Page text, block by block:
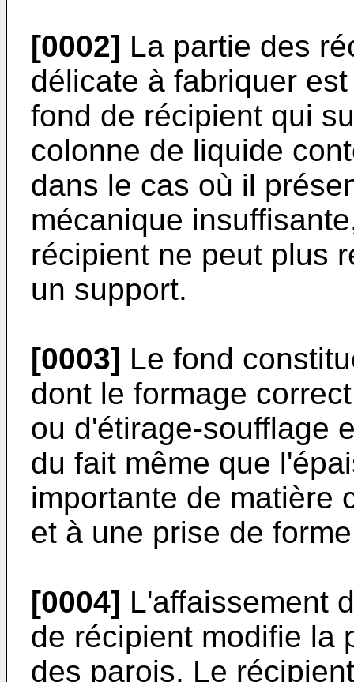
[0002] La partie des
délicate à fabriquer
fond de récipient qui
colonne de liquide
dans le cas où il
mécanique
récipient ne peut plus
un support.
[0003] Le fond
dont le formage
ou d'étirage-soufflage
du fait même que
importante de matière
et à une prise de
[0004] L'affaissement
de récipient modifie la
des parois. Le